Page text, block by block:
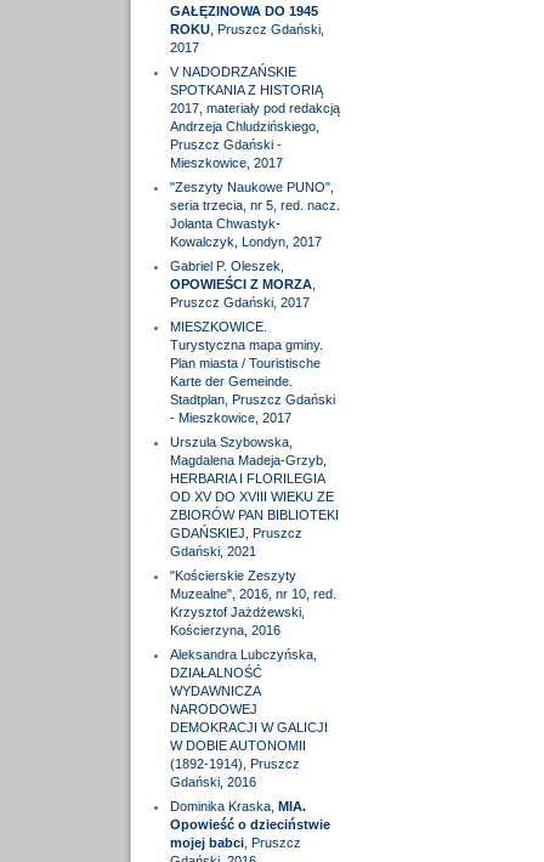
GAŁĘZINOWA DO 1945
ROKU, Pruszcz Gdański,
2017
V NADODRZAŃSKIE
SPOTKANIA Z HISTORIĄ
2017, materiały pod redakcją
Andrzeja Chludzińskiego,
Pruszcz Gdański -
Mieszkowice, 2017
"Zeszyty Naukowe PUNO",
seria trzecia, nr 5, red. nacz.
Jolanta Chwastyk-
Kowalczyk, Londyn, 2017
Gabriel P. Oleszek,
OPOWIEŚCI Z MORZA,
Pruszcz Gdański, 2017
MIESZKOWICE.
Turystyczna mapa gminy.
Plan miasta / Touristische
Karte der Gemeinde.
Stadtplan, Pruszcz Gdański
- Mieszkowice, 2017
Urszula Szybowska,
Magdalena Madeja-Grzyb,
HERBARIA I FLORILEGIA
OD XV DO XVIII WIEKU ZE
ZBIORÓW PAN BIBLIOTEKI
GDAŃSKIEJ, Pruszcz
Gdański, 2021
"Kościerskie Zeszyty
Muzealne", 2016, nr 10, red.
Krzysztof Jażdżewski,
Kościerzyna, 2016
Aleksandra Lubczyńska,
DZIAŁALNOŚĆ
WYDAWNICZA
NARODOWEJ
DEMOKRACJI W GALICJI
W DOBIE AUTONOMII
(1892-1914), Pruszcz
Gdański, 2016
Dominika Kraska, MIA.
Opowieść o dzieciństwie
mojej babci, Pruszcz